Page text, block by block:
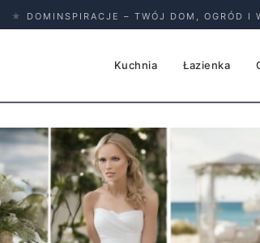
★ DOMINSPIRACJE – TWÓJ DOM, OGRÓD I
Kuchnia Łazienka